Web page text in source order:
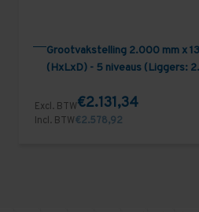
Grootvakstelling 2.000 mm x
(HxLxD) - 5 niveaus (Liggers:
Excl. BTW€2.131,34
Incl. BTW€2.578,92